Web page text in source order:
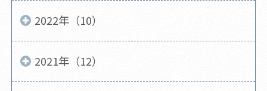
2022年（10）
2021年（12）